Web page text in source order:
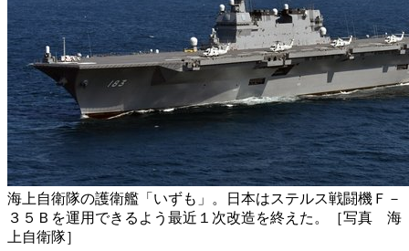
海上自衛隊の護衛艦「いずも」。日本はステルス戦闘機Ｆ－
３５Ｂを運用できるよう最近１次改造を終えた。［写真 海
上自衛隊］